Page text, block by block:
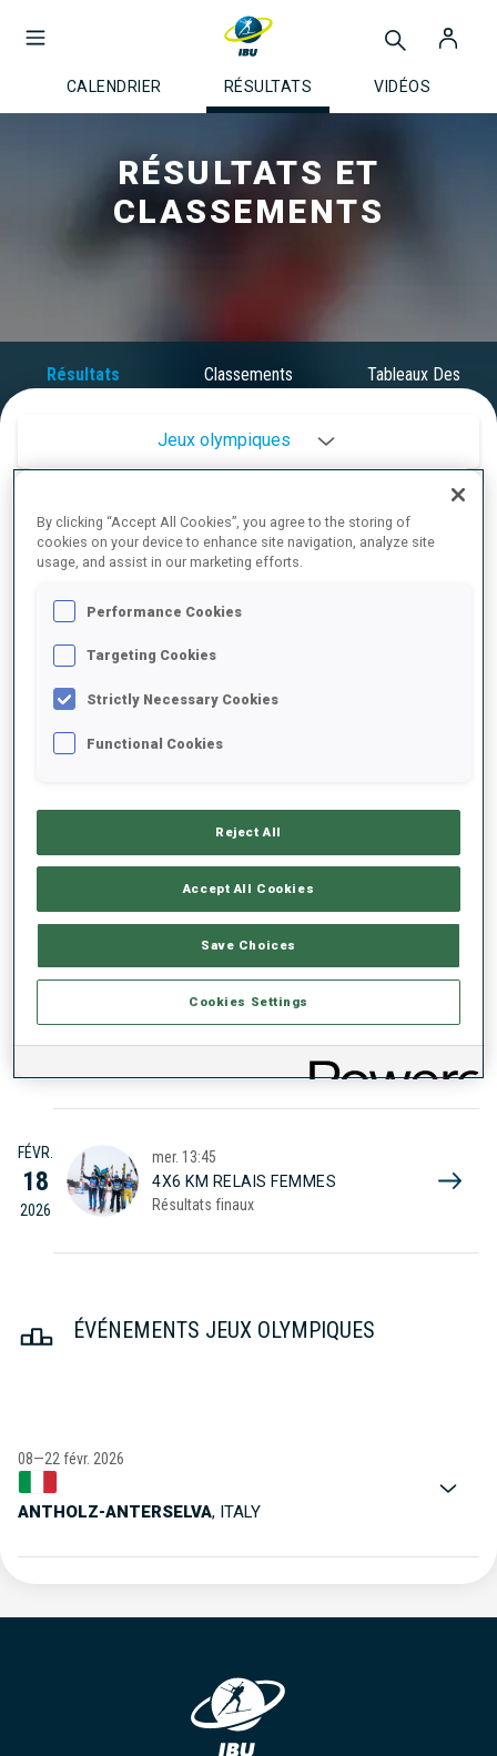
CALENDRIER RÉSULTATS VIDÉOS
RÉSULTATS ET
CLASSEMENTS
Résultats Classements
Tableaux Des
Jeux olympiques
DERNIERS RÉSULTATS JEUX OLYMPIQUES
FÉVR.
2026
sam.13:15
12.5 KM MASS-START FEMMES
Résultats finaux
20
FÉVR.
18
2026
mer. 13:45
4X6 KM RELAIS FEMMES
Résultats finaux
ÉVÉNEMENTS JEUX OLYMPIQUES
08—22 févr. 2026
ANTHOLZ-ANTERSELVA, ITALY
By clicking “Accept All Cookies”, you agree to the storing of
cookies on your device to enhance site navigation, analyze site
usage, and assist in our marketing efforts.
Performance Cookies
Targeting Cookies
Strictly Necessary Cookies
Functional Cookies
Reject All
Accept All Cookies
Save Choices
Cookies Settings